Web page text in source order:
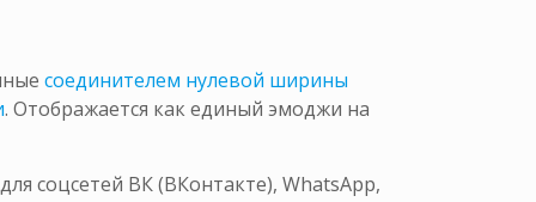
соединителем нулевой ширины
. Отображается как единый эмоджи на
соцсетей ВК (ВКонтакте), WhatsApp,